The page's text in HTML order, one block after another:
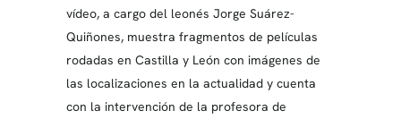
vídeo, a cargo del leonés Jorge Suárez-
Quiñones, muestra fragmentos de películas
rodadas en Castilla y León con imágenes de
las localizaciones en la actualidad y cuenta
con la intervención de la profesora de